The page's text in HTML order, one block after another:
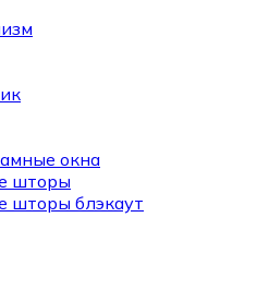
окна
шторы
шторы блэкаут